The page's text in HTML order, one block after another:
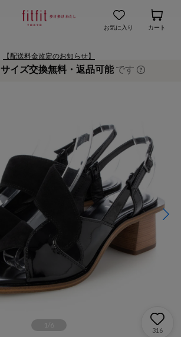
お気に入り カート
【配送料金改定のお知らせ】
サイズ交換無料・返品可能です
1 6
316